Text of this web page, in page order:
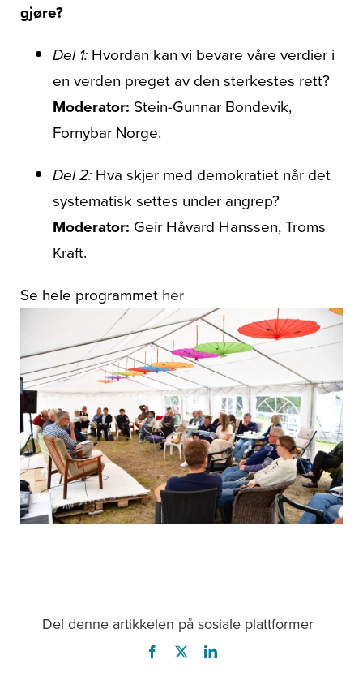
gjøre?
Del 1:Hvordan kan vi bevare våre verdier i
en verden preget av den sterkestes rett?
Moderator: Stein-Gunnar Bondevik,
Fornybar Norge.
Del 2:Hva skjer med demokratiet når det
systematisk settes under angrep?
Moderator: Geir Håvard Hanssen, Troms
Kraft.
Se hele programmether
Del denne artikkelen på sosiale plattformer